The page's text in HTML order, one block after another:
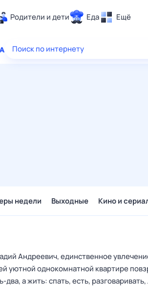
Родители и дети Еда Ещё
Здоровье
Поиск по интернету
недели Выходные Кино и
Андреевич, единственное
уютной однокомнатной квартире
два, а жить: спать, есть,